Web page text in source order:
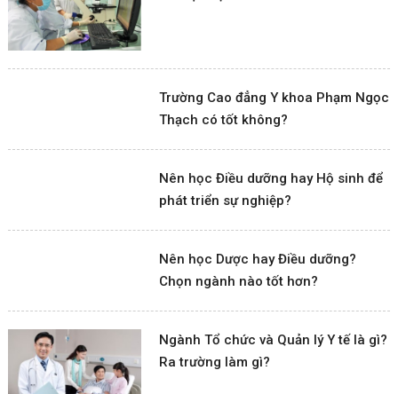
Trường Cao đẳng Y khoa Phạm Ngọc
Thạch có tốt không?
Nên học Điều dưỡng hay Hộ sinh để
phát triển sự nghiệp?
Nên học Dược hay Điều dưỡng?
Chọn ngành nào tốt hơn?
Ngành Tổ chức và Quản lý Y tế là gì?
Ra trường làm gì?